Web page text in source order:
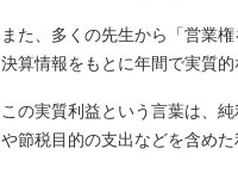
また、多くの先生から「営業
決算情報をもとに年間で実質
この実質利益という言葉は、
や節税目的の支出などを含めた